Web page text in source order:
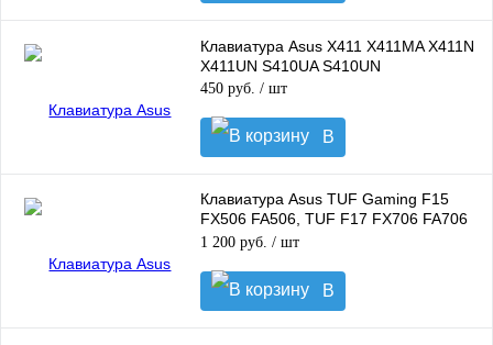
корзину
Клавиатура Asus X411 X411MA X411N
X411UN S410UA S410UN
450 руб. / шт
В
корзину
Клавиатура Asus TUF Gaming F15
FX506 FA506, TUF F17 FX706 FA706
с RGB подсветкой
1 200 руб. / шт
В
корзину